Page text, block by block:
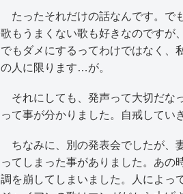
たったそれだけの話なんです。で
歌もうまくない歌も好きなのですが
でもダメにするってわけではなく、
の人に限ります…が。
それにしても、発声って大切だな
って事が分かりました。自戒してい
ちなみに、別の発表会でしたが、
ってしまった事がありました。あの
調を崩してしまいました。人によっ